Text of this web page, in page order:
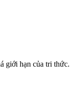
giới hạn của tri thức.